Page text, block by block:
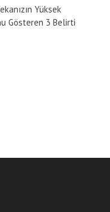
Yüksek
Gösteren 3 Belirti